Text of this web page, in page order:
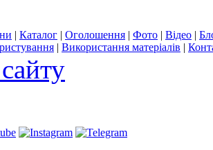
| Каталог | Оголошення | Фото | Відео |
| Використання матеріалів |